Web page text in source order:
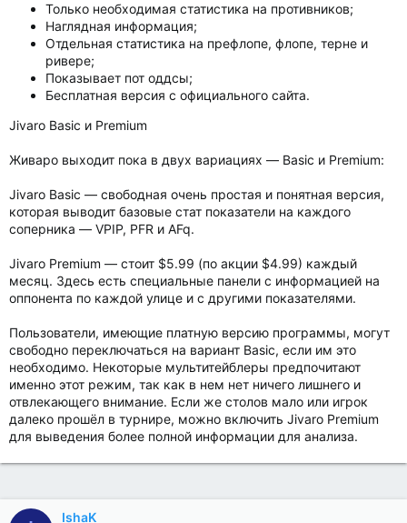
Только необходимая статистика на противников;
Наглядная информация;
Отдельная статистика на префлопе, флопе, терне и
ривере;
Показывает пот оддсы;
Бесплатная версия с официального сайта.
Jivaro Basic и Premium
Живаро выходит пока в двух вариациях — Basic и Premium:
Jivaro Basic — свободная очень простая и понятная версия,
которая выводит базовые стат показатели на каждого
соперника — VPIP, PFR и AFq.
Jivaro Premium — стоит $5.99 (по акции $4.99) каждый
месяц. Здесь есть специальные панели с информацией на
оппонента по каждой улице и с другими показателями.
Пользователи, имеющие платную версию программы, могут
свободно переключаться на вариант Basic, если им это
необходимо. Некоторые мультитейблеры предпочитают
именно этот режим, так как в нем нет ничего лишнего и
отвлекающего внимание. Если же столов мало или игрок
далеко прошёл в турнире, можно включить Jivaro Premium
для выведения более полной информации для анализа.
IshaK